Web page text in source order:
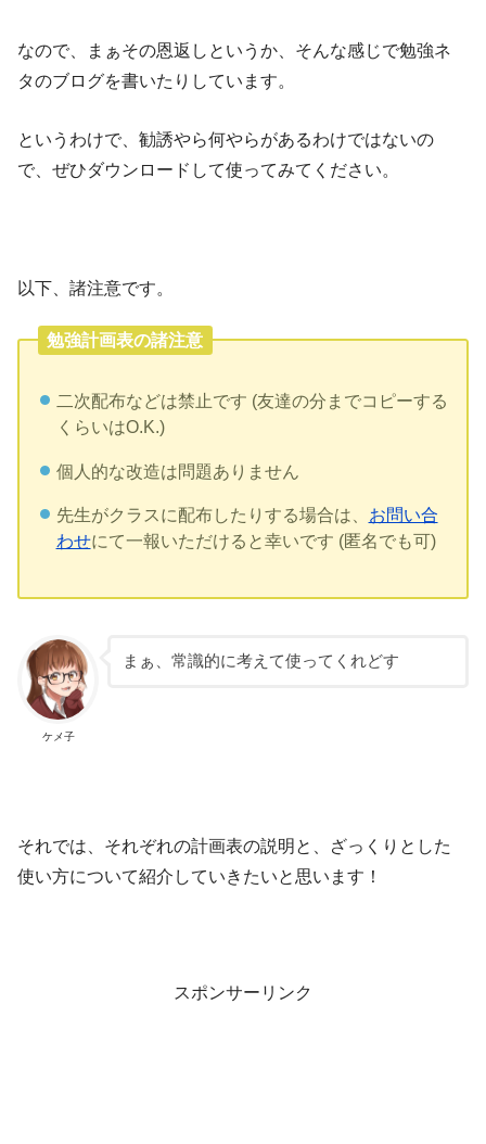
なので、まぁその恩返しというか、そんな感じで勉強ネ
タのブログを書いたりしています。
というわけで、勧誘やら何やらがあるわけではないの
で、ぜひダウンロードして使ってみてください。
以下、諸注意です。
勉強計画表の諸注意
二次配布などは禁止です (友達の分までコピーする
くらいはO.K.)
個人的な改造は問題ありません
先生がクラスに配布したりする場合は、 お問い合
わせにて一報いただけると幸いです (匿名でも可)
ケメ子
まぁ、常識的に考えて使ってくれどす
それでは、それぞれの計画表の説明と、ざっくりとした
使い方について紹介していきたいと思います！
スポンサーリンク